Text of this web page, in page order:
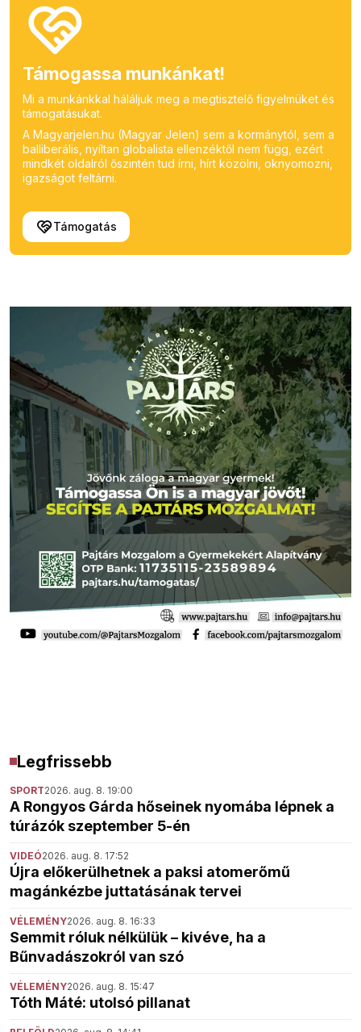
Támogassa munkánkat!
Mi a munkánkkal háláljuk meg a megtisztelő figyelmüket és
támogatásukat.
A Magyarjelen.hu (Magyar Jelen) sem a kormánytól, sem a
balliberális, nyíltan globalista ellenzéktől nem függ, ezért
mindkét oldalról őszintén tud írni, hírt közölni, oknyomozni,
igazságot feltárni.
Támogatás
Legfrissebb
SPORT2026. aug. 8. 19:00
A Rongyos Gárda hőseinek nyomába lépnek a
túrázók szeptember 5-én
VIDEÓ2026. aug. 8. 17:52
Újra előkerülhetnek a paksi atomerőmű
magánkézbe juttatásának tervei
VÉLEMÉNY2026. aug. 8. 16:33
Semmit róluk nélkülük – kivéve, ha a
Bűnvadászokról van szó
VÉLEMÉNY2026. aug. 8. 15:47
Tóth Máté: utolsó pillanat